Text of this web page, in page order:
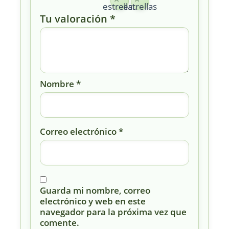
estrellasestrellas
Tu valoración *
Nombre *
Correo electrónico*
Guarda mi nombre, correo
electrónico y web en este
navegador para la próxima vez que
comente.